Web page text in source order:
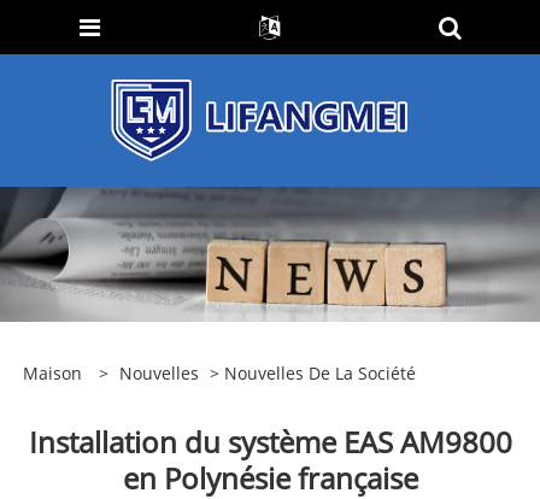
Maison > Nouvelles > Nouvelles De La Société
Installation du système EAS AM9800
en Polynésie française